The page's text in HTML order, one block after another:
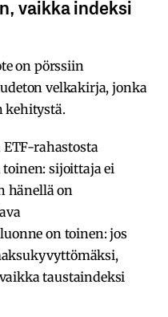
vaikka indeksi
on pörssiin
velkakirja, jonka
kehitystä.
ETF-rahastosta
sijoittaja ei
hänellä on
on toinen: jos
taustaindeksi